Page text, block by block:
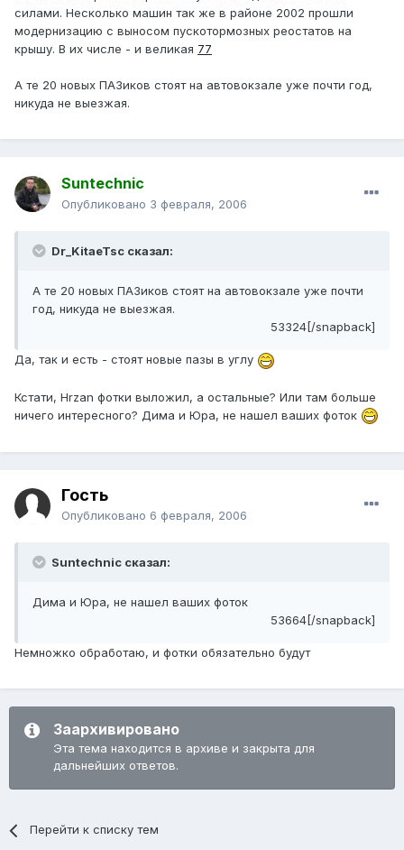
силами. Несколько машин так же в районе 2002 прошли
модернизацию с выносом пускотормозных реостатов на
крышу. В их числе - и великая 77
А те 20 новых ПАЗиков стоят на автовокзале уже почти год,
никуда не выезжая.
Suntechnic
Опубликовано 3 февраля, 2006
Dr_KitaeTsc сказал:
А те 20 новых ПАЗиков стоят на автовокзале уже почти
год, никуда не выезжая.
53324[/snapback]
Да, так и есть - стоят новые пазы в углу
Кстати, Hrzan фотки выложил, а остальные? Или там больше
ничего интересного? Дима и Юра, не нашел ваших фоток
Гость
Опубликовано 6 февраля, 2006
Suntechnic сказал:
Дима и Юра, не нашел ваших фоток
53664[/snapback]
Немножко обработаю, и фотки обязательно будут
Заархивировано
Эта тема находится в архиве и закрыта для
дальнейших ответов.
Перейти к списку тем